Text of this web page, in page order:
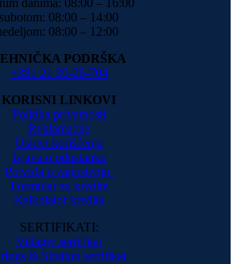
danima: 08:00 – 16:00
subotom: 08:00 – 14:00
08:00 – 12:00
PODRŠKA
+381 21 30-26-704
KORISNI LINKOVI
Politika privatnosti
Reklamacije
Uslovi korišćenja
Izjava o odustanku
Potvrda o zaposlenju
Formular za kredite
Kalkulator kredita
SERTIFIKATI:
Villager sertifikat
& Stratton sertifikat